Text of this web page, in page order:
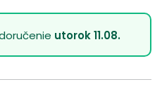
utorok 11.08.